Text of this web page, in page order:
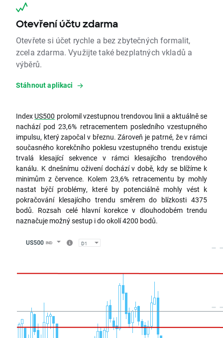
Otevření účtu zdarma
Otevřete si účet rychle a bez zbytečných formalit,
zcela zdarma. Využijte také bezplatných vkladů a
výběrů.
Stáhnout aplikaci
Index US500 prolomil vzestupnou trendovou linii a aktuálně se
nachází pod 23,6% retracementem posledního vzestupného
impulsu, který započal v březnu. Zároveň je patrné, že v rámci
současného korekčního poklesu vzestupného trendu existuje
trvalá klesající sekvence v rámci klesajícího trendového
kanálu. K dnešnímu oživení dochází v době, kdy se blížíme k
minimům z července. Kolem 23,6% retracementu by mohly
nastat býčí problémy, které by potenciálně mohly vést k
pokračování klesajícího trendu směrem do blízkosti 4375
bodů. Rozsah celé hlavní korekce v dlouhodobém trendu
naznačuje možný sestup i do okolí 4200 bodů.